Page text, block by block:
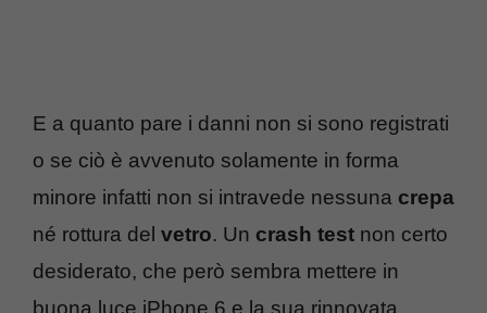
E a quanto pare i danni non si sono registrati
o se ciò è avvenuto solamente in forma
minore infatti non si intravede nessuna crepa
né rottura del vetro. Un crash test non certo
desiderato, che però sembra mettere in
buona luce iPhone 6 e la sua rinnovata